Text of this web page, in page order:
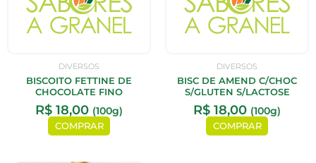
DIVERSOS
BISCOITO FETTINE DE
CHOCOLATE FINO
R$ 18,00 (100g)
COMPRAR
DIVERSOS
BISC DE AMEND C/CHOC
S/GLUTEN S/LACTOSE
R$ 18,00 (100g)
COMPRAR